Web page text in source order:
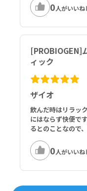
0人がいいね
[PROBIOGEN]
ィック
ザイオ
飲んだ時はリラッ
にはならず快便で
るとのことなので
0人がいいね